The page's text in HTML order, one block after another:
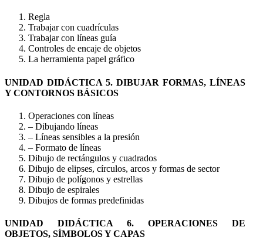
Regla
Trabajar con cuadrículas
Trabajar con líneas guía
Controles de encaje de objetos
La herramienta papel gráfico
UNIDAD DIDÁCTICA 5. DIBUJAR FORMAS, LÍNEAS
Y CONTORNOS BÁSICOS
Operaciones con líneas
– Dibujando líneas
– Líneas sensibles a la presión
– Formato de líneas
Dibujo de rectángulos y cuadrados
Dibujo de elipses, círculos, arcos y formas de sector
Dibujo de polígonos y estrellas
Dibujo de espirales
Dibujos de formas predefinidas
UNIDAD DIDÁCTICA 6. OPERACIONES DE
OBJETOS, SÍMBOLOS Y CAPAS